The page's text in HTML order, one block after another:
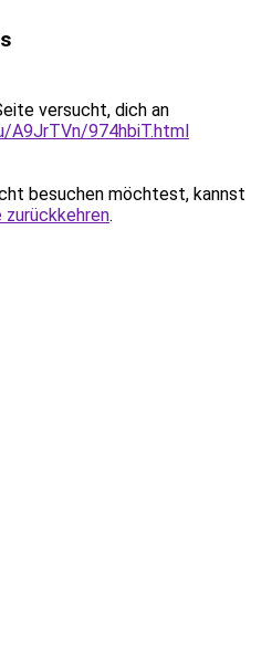
versucht, dich an
A9JrTVn/974hbiT.html
besuchen möchtest, kannst
zurückkehren.